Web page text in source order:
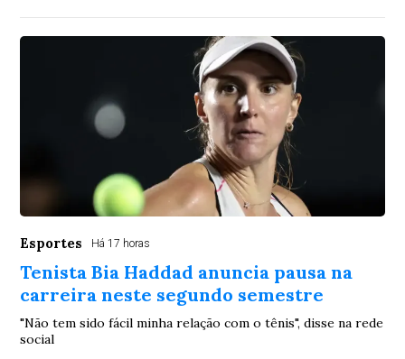
Esportes Há 17 horas
Tenista Bia Haddad anuncia pausa na
carreira neste segundo semestre
"Não tem sido fácil minha relação com o tênis", disse na rede
social